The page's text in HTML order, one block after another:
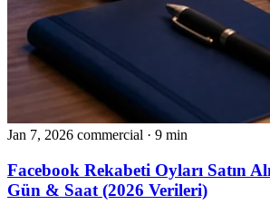
Jan 7, 2026 commercial · 9 min
Facebook Rekabeti Oyları Satın
Gün & Saat (2026 Verileri)